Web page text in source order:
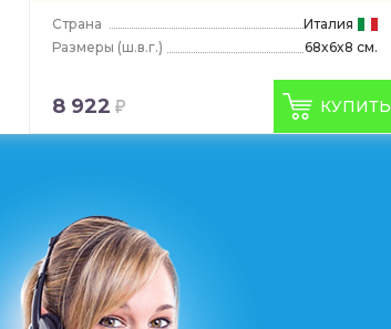
Страна
Италия
Размеры (ш.в.г.) 68x6x8 см.
8 922 КУПИТЬ